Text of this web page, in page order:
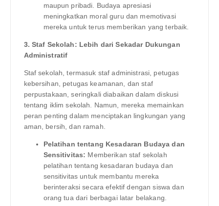
maupun pribadi. Budaya apresiasi
meningkatkan moral guru dan memotivasi
mereka untuk terus memberikan yang terbaik.
3. Staf Sekolah: Lebih dari Sekadar Dukungan
Administratif
Staf sekolah, termasuk staf administrasi, petugas
kebersihan, petugas keamanan, dan staf
perpustakaan, seringkali diabaikan dalam diskusi
tentang iklim sekolah. Namun, mereka memainkan
peran penting dalam menciptakan lingkungan yang
aman, bersih, dan ramah.
Pelatihan tentang Kesadaran Budaya dan
Sensitivitas: Memberikan staf sekolah
pelatihan tentang kesadaran budaya dan
sensitivitas untuk membantu mereka
berinteraksi secara efektif dengan siswa dan
orang tua dari berbagai latar belakang.